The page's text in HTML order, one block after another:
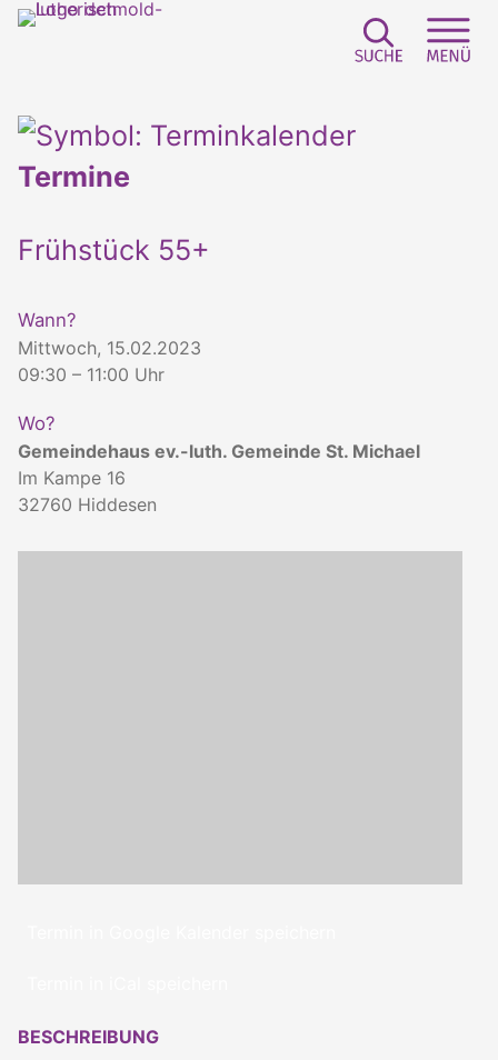
Termine
Frühstück 55+
Wann?
Mittwoch, 15.02.2023
09:30 – 11:00 Uhr
Wo?
Gemeindehaus ev.-luth. Gemeinde St. Michael
Im Kampe 16
32760 Hiddesen
BESCHREIBUNG